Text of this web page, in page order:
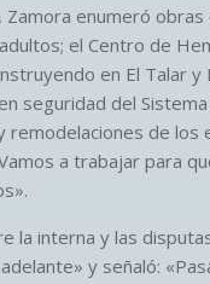
Zamora enumeró
el Centro de
en El Talar
seguridad del
remodelaciones de
a trabajar para
la interna y las
y señaló: